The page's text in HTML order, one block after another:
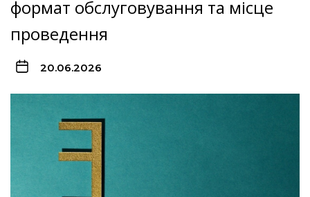
формат обслуговування та місце
проведення
20.06.2026